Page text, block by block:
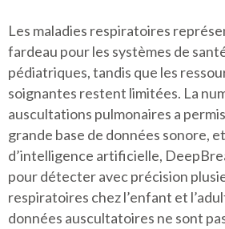
Les maladies respiratoires
fardeau pour les systèmes de
pédiatriques, tandis que les
soignantes restent limitées. La
auscultations pulmonaires a
grande base de données sonore,
d’intelligence artificielle,
pour détecter avec précision
respiratoires chez l’enfant et
données auscultatoires ne sont